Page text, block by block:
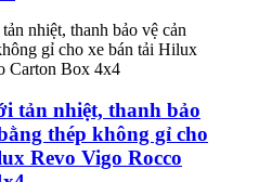
tản nhiệt, thanh bảo
thép không gỉ cho
Revo Vigo Rocco